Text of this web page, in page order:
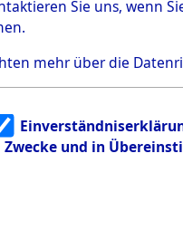
aus
Effekten aus
Sie uns, wenn
mehr über die
Zwecke und in